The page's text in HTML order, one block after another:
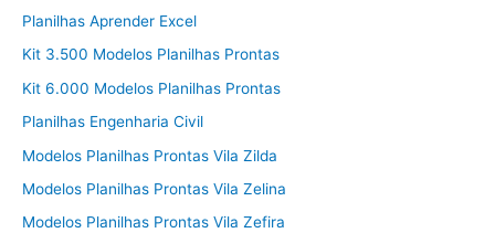
Planilhas Aprender Excel
Kit 3.500 Modelos Planilhas Prontas
Kit 6.000 Modelos Planilhas Prontas
Planilhas Engenharia Civil
Modelos Planilhas Prontas Vila Zilda
Modelos Planilhas Prontas Vila Zelina
Modelos Planilhas Prontas Vila Zefira